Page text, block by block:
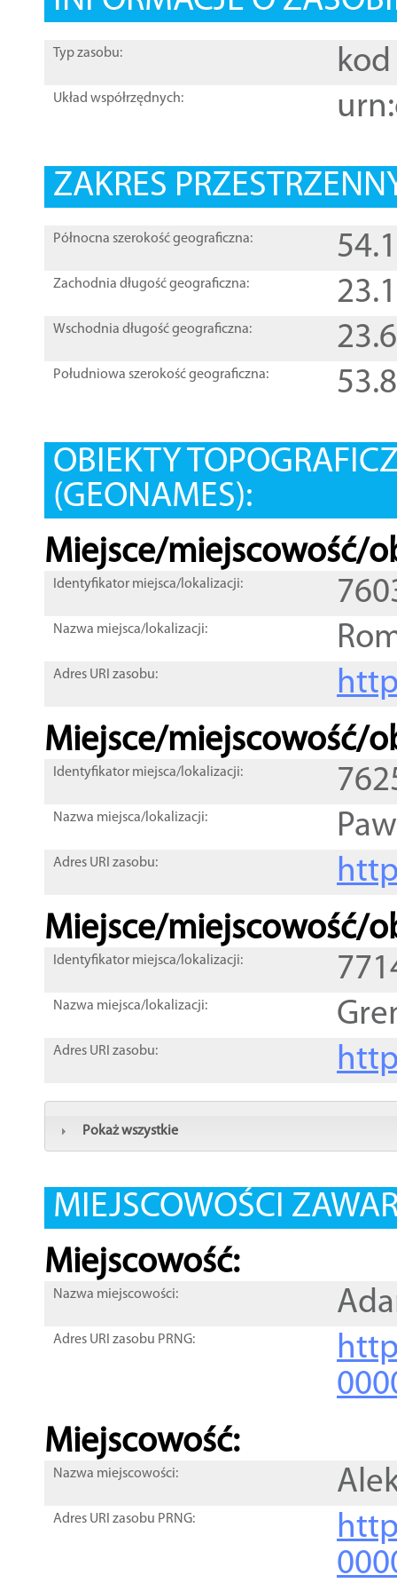
Typ zasobu: kod
Układ współrzędnych:
ZAKRES
Północna szerokość geograficzna:
Zachodnia długość geograficzna:
Wschodnia długość geograficzna:
Południowa szerokość geograficzna:
OBIEKTY
(GEONAMES):
Miejsce/miejscowość/
Identyfikator miejsca/lokalizacji:
Nazwa miejsca/lokalizacji:
Adres URI zasobu:
Miejsce/miejscowość/
Identyfikator miejsca/lokalizacji:
Nazwa miejsca/lokalizacji:
Adres URI zasobu:
Miejsce/miejscowość/
Identyfikator miejsca/lokalizacji:
Nazwa miejsca/lokalizacji:
Adres URI zasobu:
Pokaż wszystkie
MIEJSCOWOŚCI
Miejscowość:
Nazwa miejscowości:
Adres URI zasobu PRNG:
Miejscowość:
Nazwa miejscowości:
Adres URI zasobu PRNG: